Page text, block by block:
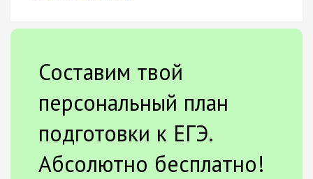
Составим твой
персональный план
подготовки к ЕГЭ.
Абсолютно бесплатно!